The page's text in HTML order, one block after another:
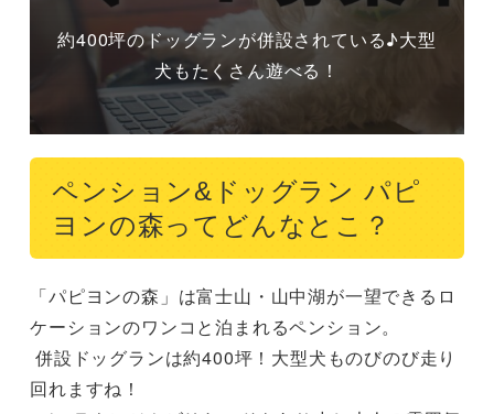
約400坪のドッグランが併設されている♪大型
犬もたくさん遊べる！
ペンション&ドッグラン パピ
ヨンの森ってどんなとこ？
「パピヨンの森」は富士山・山中湖が一望できるロ
ケーションのワンコと泊まれるペンション。
回れますね！